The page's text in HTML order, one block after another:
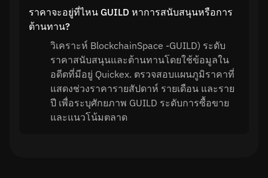
ราคาจะอยู่ที่ไหน GUILD หาการสนับสนุนหรือการ
ต้านทาน?
วิเคราะห์ BlockchainSpace -GUILD) ระดับ
ราคาสนับสนุนและต้านทานโดยใช้ข้อมูลใน
อดีตที่มีอยู่ Quickex. ตรวจสอบแผนภูมิราคาที่
แสดงช่วงราคารายสัปดาห์ รายเดือน และราย
ปี เพื่อระบุศักยภาพ GUILD ระดับการซื้อขาย
และแนวโน้มตลาด